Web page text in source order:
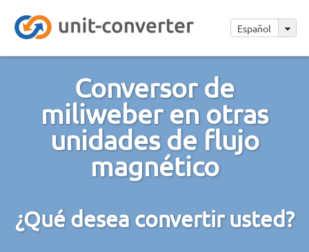
Español
Conversor de
miliweber en otras
unidades de flujo
magnético
¿Qué desea convertir usted?